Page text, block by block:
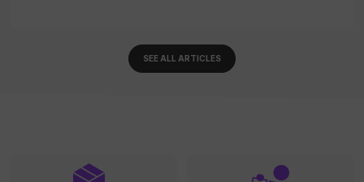
SEE ALL ARTICLES